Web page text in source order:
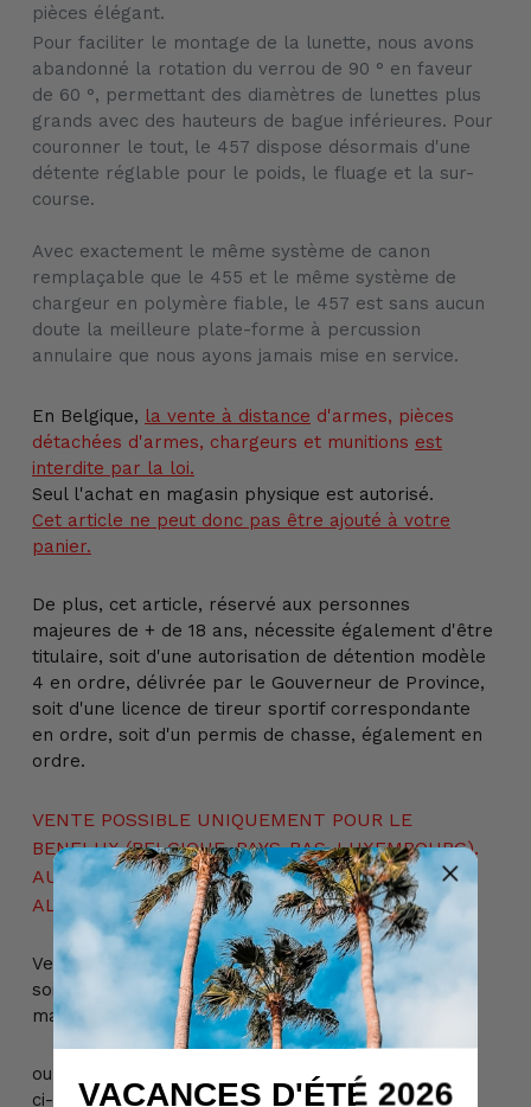
pièces élégant.
Pour faciliter le montage de la lunette, nous avons
abandonné la rotation du verrou de 90 ° en faveur
de 60 °, permettant des diamètres de lunettes plus
grands avec des hauteurs de bague inférieures. Pour
couronner le tout, le 457 dispose désormais d'une
détente réglable pour le poids, le fluage et la sur-
course.
Avec exactement le même système de canon
remplaçable que le 455 et le même système de
chargeur en polymère fiable, le 457 est sans aucun
doute la meilleure plate-forme à percussion
annulaire que nous ayons jamais mise en service.
En Belgique, la vente à distance d'armes, pièces
détachées d'armes, chargeurs et munitions est
interdite par la loi.
Seul l'achat en magasin physique est autorisé.
Cet article ne peut donc pas être ajouté à votre
panier.
De plus, cet article, réservé aux personnes
majeures de + de 18 ans, nécessite également d'être
titulaire, soit d'une autorisation de détention modèle
4 en ordre, délivrée par le Gouverneur de Province,
soit d'une licence de tireur sportif correspondante
en ordre, soit d'un permis de chasse, également en
ordre.
VENTE POSSIBLE UNIQUEMENT POUR LE
BENELUX (BELGIQUE, PAYS-BAS, LUXEMBOURG).
AUCUNE AUTRE EXPORTATION (FRANCE,
ALLEMAGNE, ...)
Veuillez nous contacter pour plus d'informations,
soit par téléphone au +32 (0) 69 22 49 42, soit par
mail à info@billau.be,
ou encore directement via le formulaire de contact
ci-dessous :
VACANCES D'ÉTÉ 2026